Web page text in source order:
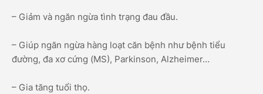
– Giảm và ngăn ngừa tình trạng đau đầu.
– Giúp ngăn ngừa hàng loạt căn bệnh như bệnh tiểu
đường, đa xơ cứng (MS), Parkinson, Alzheimer…
– Gia tăng tuổi thọ.